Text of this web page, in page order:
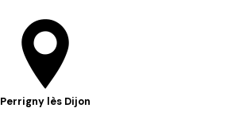
Perrigny lès Dijon